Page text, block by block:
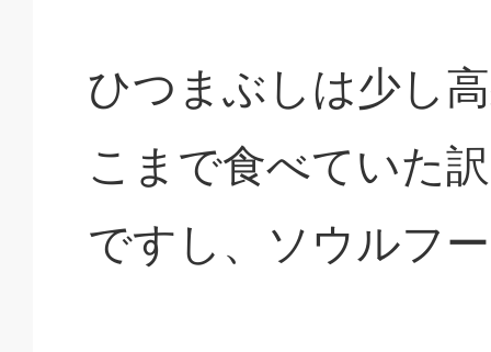
ひつまぶしは少し
こまで食べていた
ですし、ソウルフ